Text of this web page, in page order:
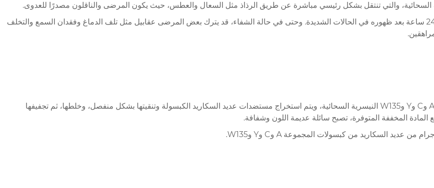
السحائية، والتي تنتقل بشكل رئيسي مباشرة عن طريق الرذاذ مثل السعال والعطس، حيث يكون المرضى والناقلون مصدرًا للعدوى.
يتميز المرض ببداية حادة وتغيرات سريعة، مما قد يؤدي إلى الوفاة خلال 24 ساعة بعد ظهوره في الحالات الشديدة. وحتى في حالة الشفاء، قد يترك بعض المرضى عقابيل مثل تلف الدماغ وفقدان السمع والتخلف
المكونات والخصائص هذا المنتج مصنوع من سائل الثقافة من المجموعة A وC وY وW135 النيسرية السحائية، ويتم استخراج مستضدات عديد السكاريد الكبسولة وتنقيتها بشكل منفصل، وخلطها، ثم تجفيفها
المادة المخففة المتوفرة، تصبح سائلة عديمة اللون وشفافة.